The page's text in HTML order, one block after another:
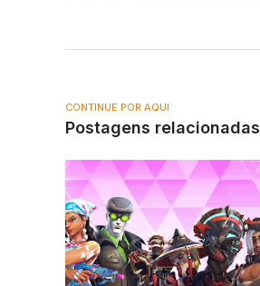
CONTINUE POR AQUI
Postagens relacionadas